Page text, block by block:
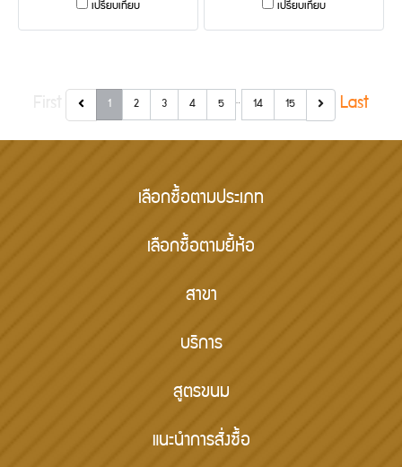
เปรียบเทียบ เปรียบเทียบ
1 2 3 4 5 … 14 15 Last
เลือกซื้อตามประเภท
เลือกซื้อตามยี้ห้อ
สาขา
บริการ
สูตรขนม
แนะนำการสั่งซื้อ